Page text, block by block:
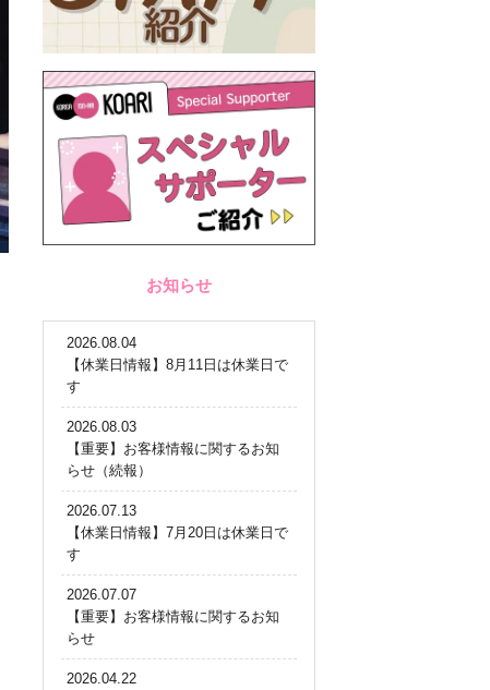
お知らせ
2026.08.04
【休業日情報】8月11日は休業日で
す
2026.08.03
【重要】お客様情報に関するお知
らせ（続報）
2026.07.13
【休業日情報】7月20日は休業日で
す
2026.07.07
【重要】お客様情報に関するお知
らせ
2026.04.22